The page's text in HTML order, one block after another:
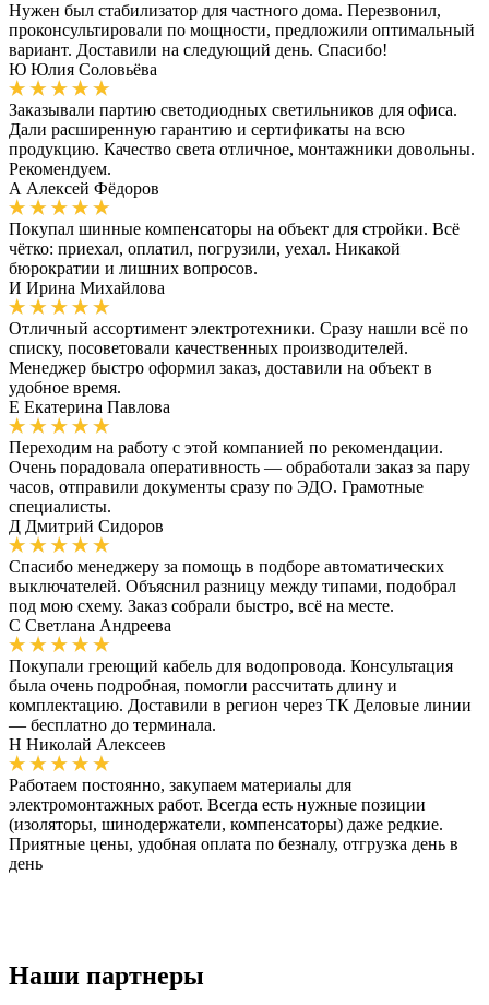
Нужен был стабилизатор для частного дома. Перезвонил,
проконсультировали по мощности, предложили оптимальный
вариант. Доставили на следующий день. Спасибо!
Ю Юлия Соловьёва
Заказывали партию светодиодных светильников для офиса.
Дали расширенную гарантию и сертификаты на всю
продукцию. Качество света отличное, монтажники довольны.
Рекомендуем.
А Алексей Фёдоров
Покупал шинные компенсаторы на объект для стройки. Всё
чётко: приехал, оплатил, погрузили, уехал. Никакой
бюрократии и лишних вопросов.
И Ирина Михайлова
Отличный ассортимент электротехники. Сразу нашли всё по
списку, посоветовали качественных производителей.
Менеджер быстро оформил заказ, доставили на объект в
удобное время.
Е Екатерина Павлова
Переходим на работу с этой компанией по рекомендации.
Очень порадовала оперативность — обработали заказ за пару
часов, отправили документы сразу по ЭДО. Грамотные
специалисты.
Д Дмитрий Сидоров
Спасибо менеджеру за помощь в подборе автоматических
выключателей. Объяснил разницу между типами, подобрал
под мою схему. Заказ собрали быстро, всё на месте.
С Светлана Андреева
Покупали греющий кабель для водопровода. Консультация
была очень подробная, помогли рассчитать длину и
комплектацию. Доставили в регион через ТК Деловые линии
— бесплатно до терминала.
Н Николай Алексеев
Работаем постоянно, закупаем материалы для
электромонтажных работ. Всегда есть нужные позиции
(изоляторы, шинодержатели, компенсаторы) даже редкие.
Приятные цены, удобная оплата по безналу, отгрузка день в
день
Наши партнеры